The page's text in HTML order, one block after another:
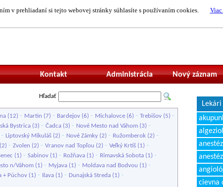
v prehliadaní si tejto webovej stránky súhlasíte s používaním cookies.
Nový záznam
Administrácia
Kontakt
Hľadať
(12) - Martin (7) - Bardejov (6) - Michalovce (6) - Trebišov (5) -
Bystrica (3) - Čadca (3) - Nové Mesto nad Váhom (3) -
- Liptovský Mikuláš (2) - Nové Zámky (2) - Ružomberok (2) -
(2) - Zvolen (2) - Vranov nad Topľou (2) - Veľký Krtíš (1) -
(1) - Sabinov (1) - Rožňava (1) - Rimavská Sobota (1) -
n/Váhom (1) - Myjava (1) - Moldava nad Bodvou (1) -
+ Púchov (1) - Ilava (1) - Dunajská Streda (1) -
Lekári
cievna